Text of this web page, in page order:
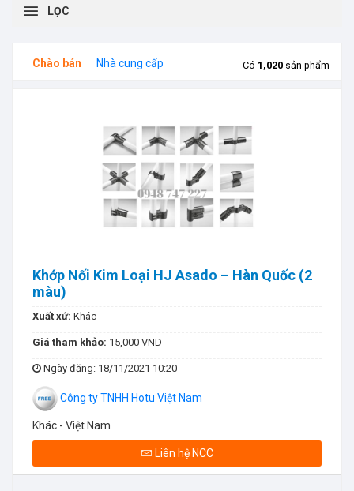
LỌC
Chào bán Nhà cung cấp Có 1,020 sản phẩm
Khớp Nối Kim Loại HJ Asado – Hàn Quốc (2
màu)
Xuất xứ: Khác
Giá tham khảo: 15,000 VND
Ngày đăng: 18/11/2021 10:20
Công ty TNHH Hotu Việt Nam
Khác - Việt Nam
Liên hệ NCC